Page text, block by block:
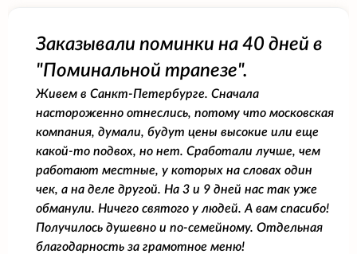
Заказывали поминки на 40 дней в
"Поминальной трапезе".
Живем в Санкт-Петербурге. Сначала
настороженно отнеслись, потому что московская
компания, думали, будут цены высокие или еще
какой-то подвох, но нет. Сработали лучше, чем
работают местные, у которых на словах один
чек, а на деле другой. На 3 и 9 дней нас так уже
обманули. Ничего святого у людей. А вам спасибо!
Получилось душевно и по-семейному. Отдельная
благодарность за грамотное меню!